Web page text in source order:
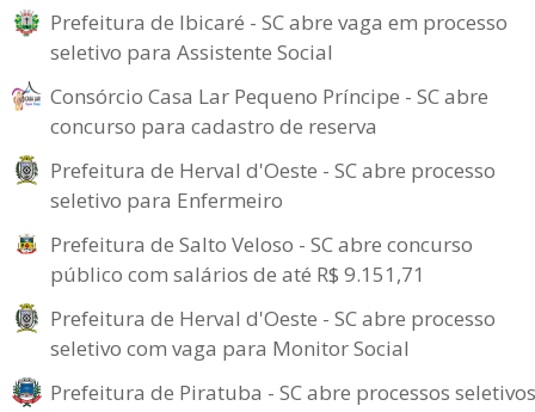
Prefeitura de Ibicaré - SC abre vaga em processo
seletivo para Assistente Social
Consórcio Casa Lar Pequeno Príncipe - SC abre
concurso para cadastro de reserva
Prefeitura de Herval d'Oeste - SC abre processo
seletivo para Enfermeiro
Prefeitura de Salto Veloso - SC abre concurso
público com salários de até R$ 9.151,71
Prefeitura de Herval d'Oeste - SC abre processo
seletivo com vaga para Monitor Social
Prefeitura de Piratuba - SC abre processos seletivos